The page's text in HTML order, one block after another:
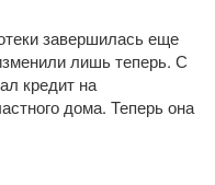
завершилась еще
лишь теперь. С
кредит на
дома. Теперь она